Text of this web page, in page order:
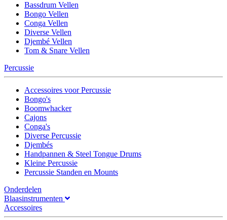
Bassdrum Vellen
Bongo Vellen
Conga Vellen
Diverse Vellen
Djembé Vellen
Tom & Snare Vellen
Percussie
Accessoires voor Percussie
Bongo's
Boomwhacker
Cajons
Conga's
Diverse Percussie
Djembés
Handpannen & Steel Tongue Drums
Kleine Percussie
Percussie Standen en Mounts
Onderdelen
Blaasinstrumenten
Accessoires